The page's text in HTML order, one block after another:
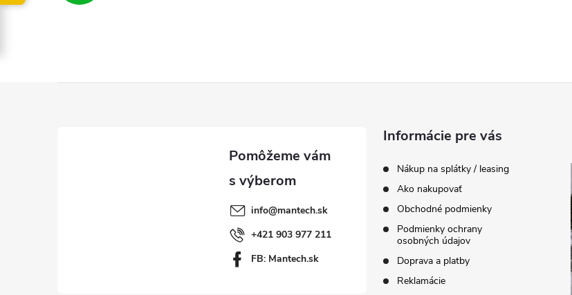
info@mantech.sk
+421 903 977 211
FB: Mantech.sk
Informácie pre vás
Nákup na splátky / leasing
Ako nakupovať
Obchodné podmienky
Podmienky ochrany
osobných údajov
Doprava a platby
Reklamácie